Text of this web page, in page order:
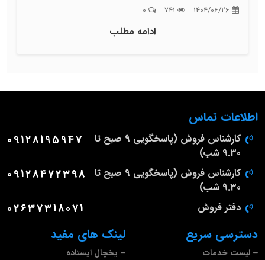
ادامه مطلب
لینک های مفید
یخچال ایستاده
دسترسی سریع
لیست خدمات
اطلاعات تماس
کارشناس فروش (پاسخگویی 9 صبح تا
9.30 شب)
09128195947
کارشناس فروش (پاسخگویی 9 صبح تا
9.30 شب)
09128472398
دفتر فروش 02637318071